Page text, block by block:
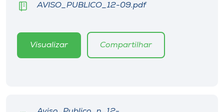
Unoesc
AVISO_PUBLICO_12-09.pdf
Visualizar Compartilhar